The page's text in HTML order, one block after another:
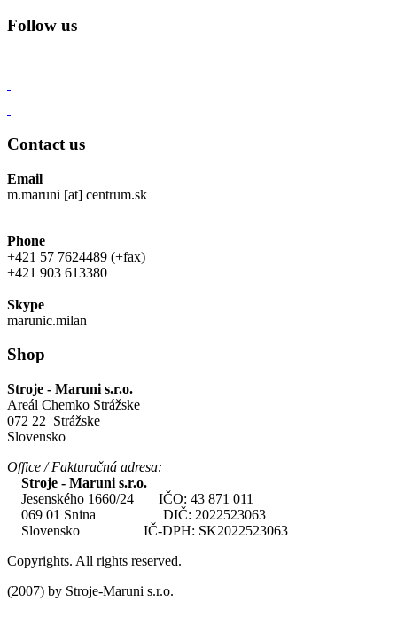
Follow us
Contact us
Email
m.maruni [at] centrum.sk
Phone
+421 57 7624489 (+fax)
+421 903 613380
Skype
marunic.milan
Shop
Stroje - Maruni s.r.o.
Areál Chemko Strážske
072 22 Strážske
Slovensko
Office / Fakturačná adresa:
Stroje - Maruni s.r.o.
Jesenského 1660/24 IČO: 43 871 011
069 01 Snina DIČ: 2022523063
Slovensko IČ-DPH: SK2022523063
Copyrights. All rights reserved.
(2007) by Stroje-Maruni s.r.o.